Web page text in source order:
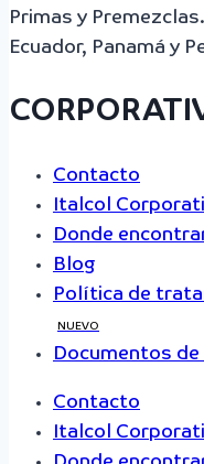
Primas y
Ecuador, Panamá y
Contacto
Italcol
Donde
Blog
Política de
NUEVO
Documentos
Contacto
Italcol